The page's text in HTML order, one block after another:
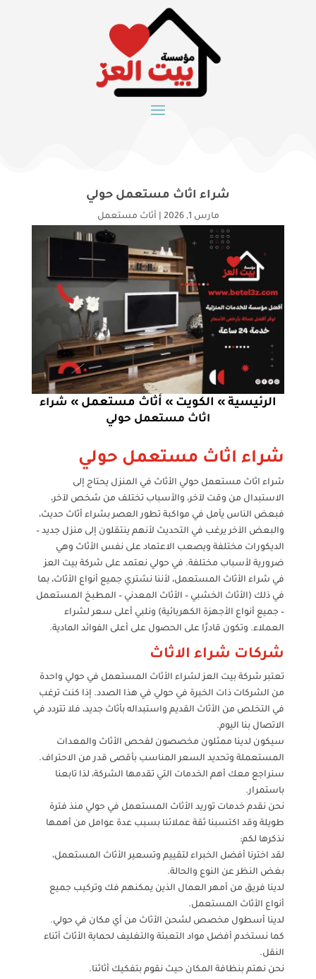
شراء اثاث مستعمل حولي
مارس 1, 2026 أثاث مستعمل
الرئيسية » الكويت » أثاث مستعمل » شراء
اثاث مستعمل حولي
شراء اثاث مستعمل حولي
شراء اثاث مستعمل حولي الأثاث في المنزل يحتاج إلى
الاستبدال من وقت لآخر، والأسباب تختلف من شخص لآخر،
فبعض الناس يأمل في مواكبة تطور العصر بشراء أثاث حديث،
والبعض الآخر يرغب في التحديث لأنهم ينتقلون إلى منزل جديد –
الديكورات مختلفة ويصعب الاعتماد على نفس الأثاث وهي
ضرورية لأسباب مختلفة. في حولي نعتمد على شركة بيت العز
في شراء الأثاث المستعمل، لأننا نشتري جميع أنواع الأثاث، بما
في ذلك (الأثاث الخشبي – الأثاث المعدني – المطبخ المستعمل
– جميع أنواع الأجهزة الكهربائية) ونلبي أعلى سعر لشراء
العملاء. وتكون قادرًا على الحصول على أعلى الفوائد المادية.
شركات شراء الاثاث
تعتبر شركة بيت العز لشراء الأثاث المستعمل في حولي واحدة
من الشركات ذات الخبرة في حولي في هذا الصدد. إذا كنت ترغب
في التخلص من الأثاث القديم واستبداله بأثاث جديد، فلا تتردد في
الاتصال بنا اليوم.
سيكون لدينا ممثلون مخصصون لفحص الأثاث والمعدات
المستعملة وتحديد السعر المناسب بأقصى قدر من الاحتراف.
سنراجع معك أهم الخدمات التي تقدمها الشركة، لذا تابعنا
باستمرار.
نحن نقدم خدمات توريد الأثاث المستعمل في حولي منذ فترة
طويلة وقد اكتسبنا ثقة عملائنا بسبب عدة عوامل من أهمها
نذكرها لكم:
لقد اخترنا أفضل الخبراء لتقييم وتسعير الأثاث المستعمل،
بغض النظر عن النوع والحالة.
لدينا فريق من أمهر العمال الذين يمكنهم فك وتركيب جميع
أنواع الأثاث المستعمل.
لدينا أسطول مخصص لشحن الأثاث من أي مكان في حولي.
كما نستخدم أفضل مواد التعبئة والتغليف لحماية الأثاث أثناء
النقل.
نحن نهتم بنظافة المكان حيث نقوم بتفكيك أثاثنا.